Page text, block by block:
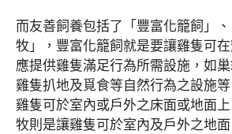
而友善飼養包括了「豐富化籠飼」
牧」，豐富化籠飼就是要讓雞隻可
應提供雞隻滿足行為所需設施，如
雞隻扒地及覓食等自然行為之設施
雞隻可於室內或戶外之床面或地面
牧則是讓雞隻可於室內及戶外之地面